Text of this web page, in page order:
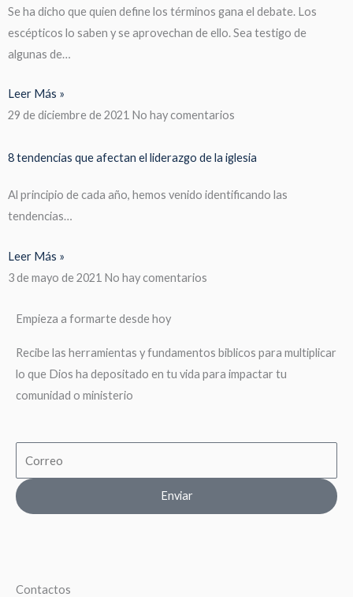
Se ha dicho que quien define los términos gana el debate. Los
escépticos lo saben y se aprovechan de ello. Sea testigo de
algunas de…
Leer Más »
29 de diciembre de 2021 No hay comentarios
8 tendencias que afectan el liderazgo de la iglesia
Al principio de cada año, hemos venido identificando las
tendencias…
Leer Más »
3 de mayo de 2021 No hay comentarios
Empieza a formarte desde hoy
Recibe las herramientas y fundamentos biblicos para multiplicar
lo que Dios ha depositado en tu vida para impactar tu
comunidad o ministerio
Enviar
Contactos